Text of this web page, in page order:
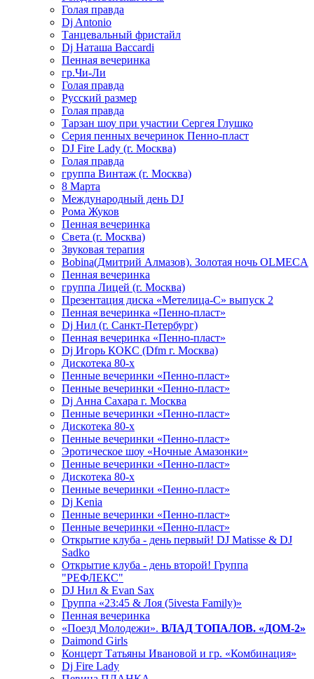
Голая правда
Dj Antonio
Танцевальный фристайл
Dj Наташа Baccardi
Пенная вечеринка
гр.Чи-Ли
Голая правда
Русский размер
Голая правда
Тарзан шоу при участии Сергея Глушко
Серия пенных вечеринок Пенно-пласт
DJ Fire Lady (г. Москва)
Голая правда
группа Винтаж (г. Москва)
8 Марта
Международный день DJ
Рома Жуков
Пенная вечеринка
Света (г. Москва)
Звуковая терапия
Bobina(Дмитрий Алмазов). Золотая ночь OLMECA
Пенная вечеринка
группа Лицей (г. Москва)
Презентация диска «Метелица-С» выпуск 2
Пенная вечеринка «Пенно-пласт»
Dj Нил (г. Санкт-Петербург)
Пенная вечеринка «Пенно-пласт»
Dj Игорь КОКС (Dfm г. Москва)
Дискотека 80-х
Пенные вечеринки «Пенно-пласт»
Пенные вечеринки «Пенно-пласт»
Dj Анна Сахара г. Москва
Пенные вечеринки «Пенно-пласт»
Дискотека 80-х
Пенные вечеринки «Пенно-пласт»
Эротическое шоу «Ночные Амазонки»
Пенные вечеринки «Пенно-пласт»
Дискотека 80-х
Пенные вечеринки «Пенно-пласт»
Dj Kenia
Пенные вечеринки «Пенно-пласт»
Пенные вечеринки «Пенно-пласт»
Открытие клуба - день первый! DJ Matisse & DJ
Sadko
Открытие клуба - день второй! Группа
"РЕФЛЕКС"
DJ Нил & Evan Sax
Группа «23:45 & Лоя (5ivesta Family)»
Пенная вечеринка
«Поезд Молодежи». ВЛАД ТОПАЛОВ. «ДОМ-2»
Daimond Girls
Концерт Татьяны Ивановой и гр. «Комбинация»
Dj Fire Lady